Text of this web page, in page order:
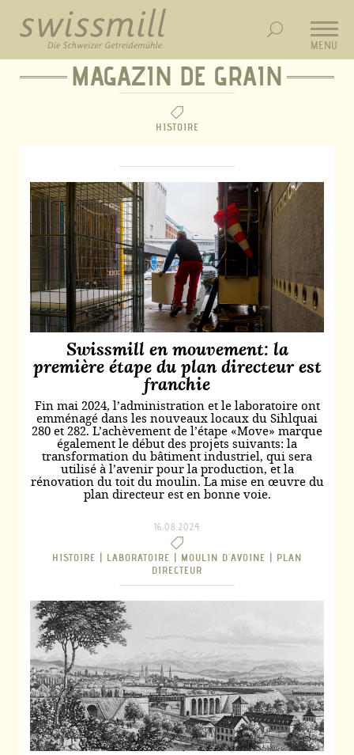
MENU
MAGAZIN DE GRAIN
HISTOIRE
Swissmill en mouvement: la
première étape du plan directeur est
franchie
Fin mai 2024, l’administration et le laboratoire ont
emménagé dans les nouveaux locaux du Sihlquai
280 et 282. L’achèvement de l’étape «Move» marque
également le début des projets suivants: la
transformation du bâtiment industriel, qui sera
utilisé à l’avenir pour la production, et la
rénovation du toit du moulin. La mise en œuvre du
plan directeur est en bonne voie.
16.08.2024
HISTOIRE | LABORATOIRE | MOULIN D'AVOINE | PLAN
DIRECTEUR